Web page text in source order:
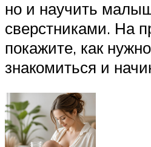
но и научить
сверстниками. На
покажите, как
знакомиться и